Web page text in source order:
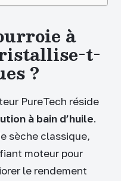
à
t-
?
PureTech réside
à bain d’huile.
sèche classique,
moteur pour
le rendement